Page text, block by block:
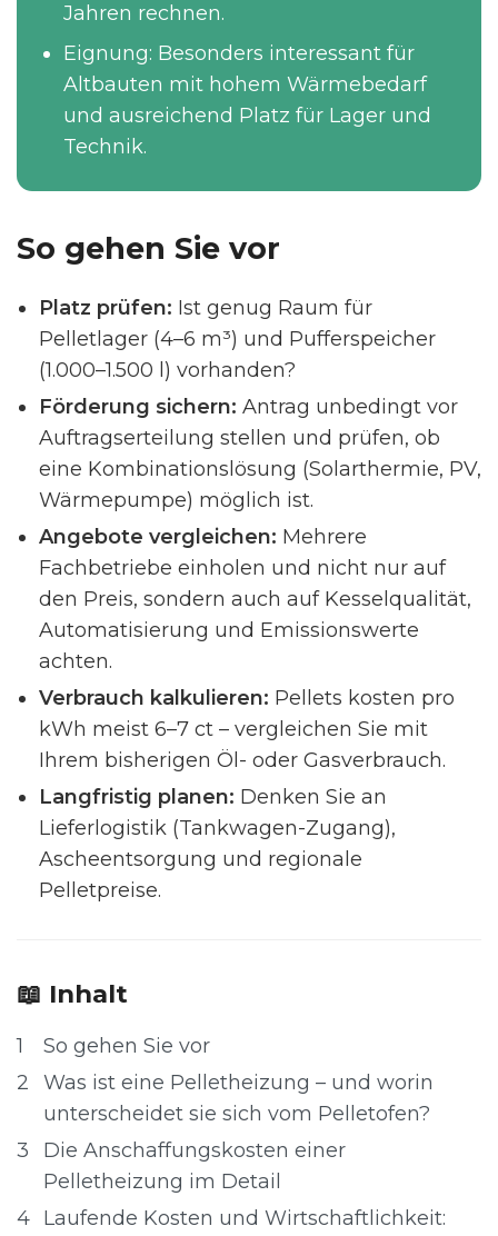
Jahren rechnen.
Eignung: Besonders interessant für
Altbauten mit hohem Wärmebedarf
und ausreichend Platz für Lager und
Technik.
So gehen Sie vor
Platz prüfen: Ist genug Raum für
Pelletlager (4–6 m³) und Pufferspeicher
(1.000–1.500 l) vorhanden?
Förderung sichern: Antrag unbedingt vor
Auftragserteilung stellen und prüfen, ob
eine Kombinationslösung (Solarthermie, PV,
Wärmepumpe) möglich ist.
Angebote vergleichen: Mehrere
Fachbetriebe einholen und nicht nur auf
den Preis, sondern auch auf Kesselqualität,
Automatisierung und Emissionswerte
achten.
Verbrauch kalkulieren: Pellets kosten pro
kWh meist 6–7 ct – vergleichen Sie mit
Ihrem bisherigen Öl- oder Gasverbrauch.
Langfristig planen: Denken Sie an
Lieferlogistik (Tankwagen-Zugang),
Ascheentsorgung und regionale
Pelletpreise.
📖 Inhalt
1
So gehen Sie vor
2
Was ist eine Pelletheizung – und worin
unterscheidet sie sich vom Pelletofen?
3
Die Anschaffungskosten einer
Pelletheizung im Detail
4 Laufende Kosten und Wirtschaftlichkeit: